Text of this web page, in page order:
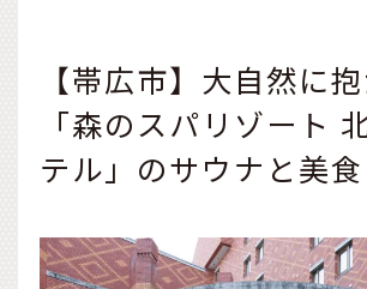
【帯広市】大自然に
「森のスパリゾート
テル」のサウナと美食